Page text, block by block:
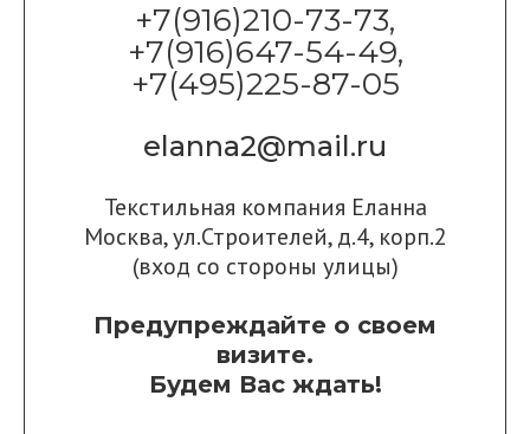
+7(916)210-73-73,
+7(916)647-54-49,
+7(495)225-87-05
elanna2@mail.ru
Текстильная компания Еланна
Москва, ул.Строителей, д.4, корп.2
(вход со стороны улицы)
Предупреждайте о своем
визите.
Будем Вас ждать!